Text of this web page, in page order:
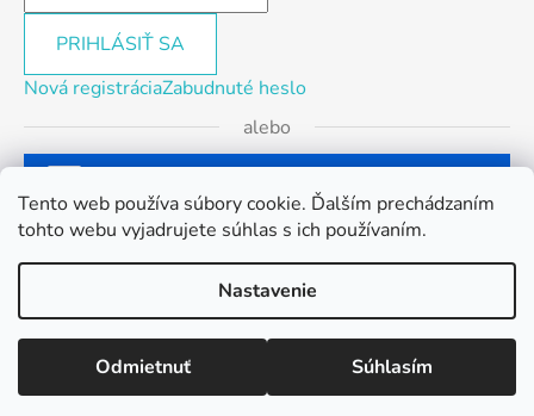
Tento web používa súbory cookie. Ďalším prechádzaním
tohto webu vyjadrujete súhlas s ich používaním.
Nastavenie
Odmietnuť Súhlasím
PRIHLÁSIŤ SA
Nová registráciaZabudnuté heslo
alebo
Prihlásiť sa cez Google
Vytvoril Shoptet
Copyright 2026
. Všetky práva
vyhradené.Upraviť nastavenie cookies